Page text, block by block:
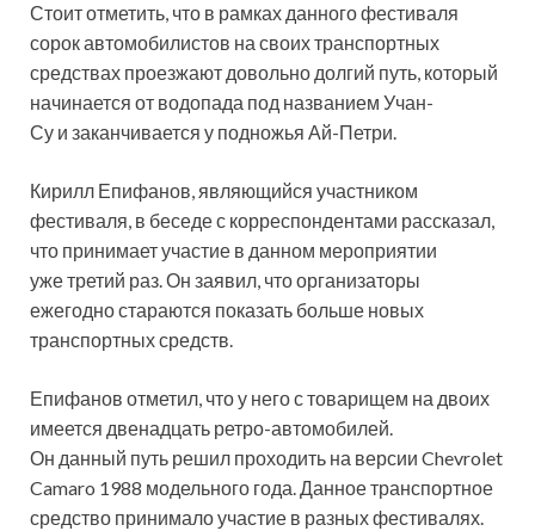
Стоит отметить, что в рамках данного фестиваля
сорок автомобилистов на своих транспортных
средствах проезжают довольно долгий путь, который
начинается от водопада под названием Учан-
Су и заканчивается у подножья Ай-Петри.
Кирилл Епифанов, являющийся участником
фестиваля, в беседе с корреспондентами рассказал,
что принимает участие в данном мероприятии
уже третий раз. Он заявил, что организаторы
ежегодно стараются показать больше новых
транспортных средств.
Епифанов отметил, что у него с товарищем на двоих
имеется двенадцать ретро-автомобилей.
Он данный путь решил проходить на версии Chevrolet
Camaro 1988 модельного года. Данное транспортное
средство принимало участие в разных фестивалях.